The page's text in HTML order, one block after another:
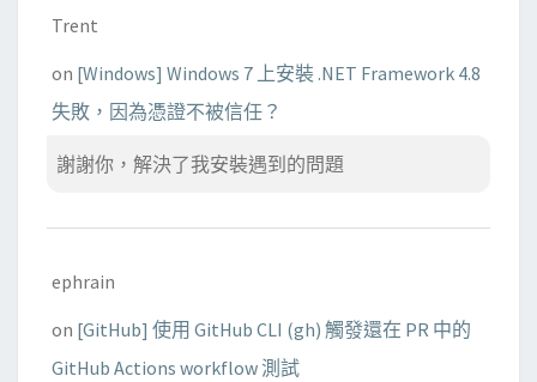
Trent
on [Windows] Windows 7 上安裝 .NET Framework 4.8
失敗，因為憑證不被信任？
謝謝你，解決了我安裝遇到的問題
ephrain
on [GitHub] 使用 GitHub CLI (gh) 觸發還在 PR 中的
GitHub Actions workflow 測試